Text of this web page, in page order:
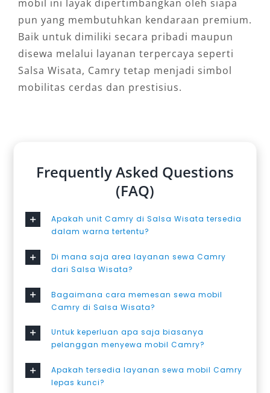
mobil ini layak dipertimbangkan oleh siapa
pun yang membutuhkan kendaraan premium.
Baik untuk dimiliki secara pribadi maupun
disewa melalui layanan terpercaya seperti
Salsa Wisata, Camry tetap menjadi simbol
mobilitas cerdas dan prestisius.
Frequently Asked Questions
(FAQ)
Apakah unit Camry di Salsa Wisata tersedia
dalam warna tertentu?
Di mana saja area layanan sewa Camry
dari Salsa Wisata?
Bagaimana cara memesan sewa mobil
Camry di Salsa Wisata?
Untuk keperluan apa saja biasanya
pelanggan menyewa mobil Camry?
Apakah tersedia layanan sewa mobil Camry
lepas kunci?